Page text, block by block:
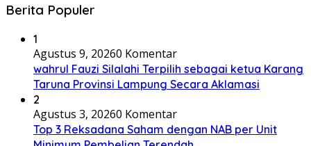
Berita Populer
1
Agustus 9, 20260 Komentar
wahrul Fauzi Silalahi Terpilih sebagai ketua Karang
Taruna Provinsi Lampung Secara Aklamasi
2
Agustus 3, 20260 Komentar
Top 3 Reksadana Saham dengan NAB per Unit